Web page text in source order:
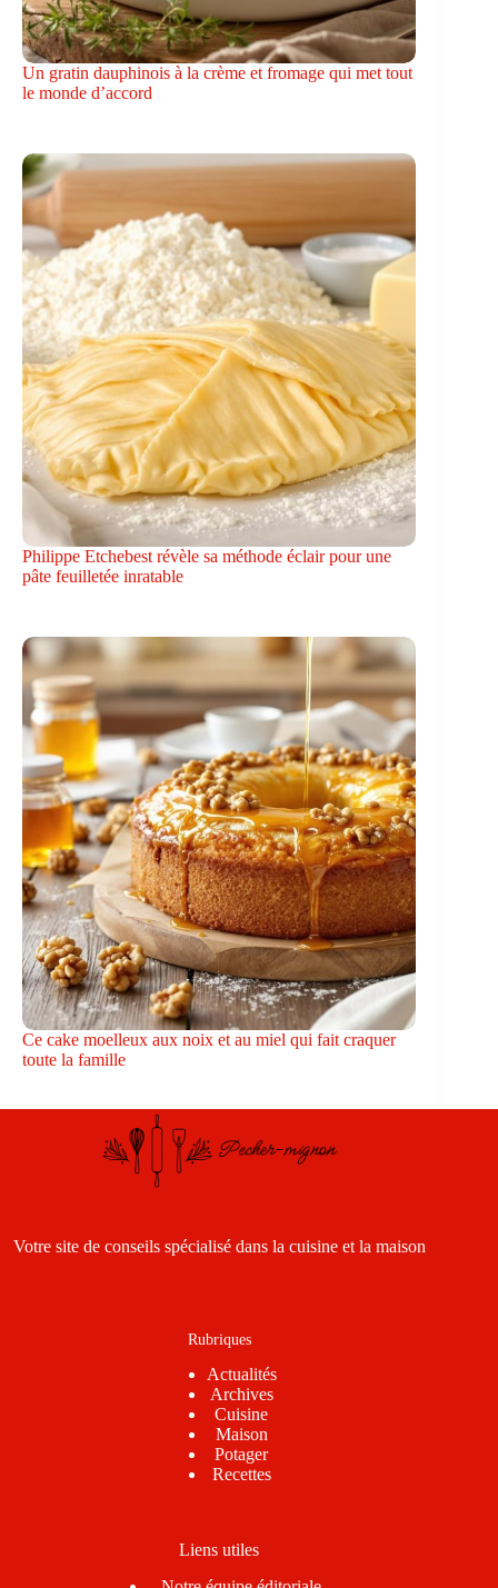
Un gratin dauphinois à la crème et fromage qui met tout
le monde d’accord
Philippe Etchebest révèle sa méthode éclair pour une
pâte feuilletée inratable
Ce cake moelleux aux noix et au miel qui fait craquer
toute la famille
Votre site de conseils spécialisé dans la cuisine et la maison
Rubriques
Actualités
Archives
Cuisine
Maison
Potager
Recettes
Liens utiles